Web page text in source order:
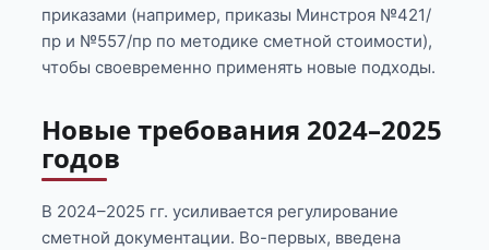
приказами (например, приказы Минстроя №421/
пр и №557/пр по методике сметной стоимости),
чтобы своевременно применять новые подходы.
Новые требования 2024–2025
годов
В 2024–2025 гг. усиливается регулирование
сметной документации. Во-первых, введена